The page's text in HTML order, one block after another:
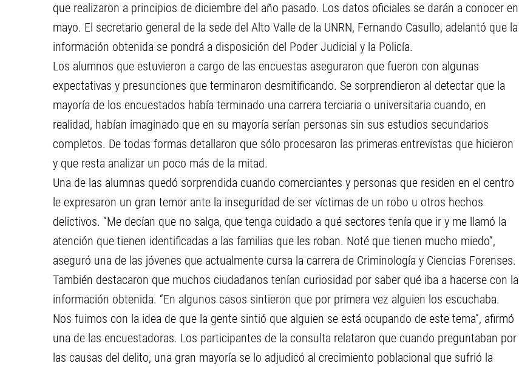
que realizaron a principios de diciembre del año pasado. Los datos oficiales se darán a conocer en
mayo. El secretario general de la sede del Alto Valle de la UNRN, Fernando Casullo, adelantó que la
información obtenida se pondrá a disposición del Poder Judicial y la Policía.
Los alumnos que estuvieron a cargo de las encuestas aseguraron que fueron con algunas
expectativas y presunciones que terminaron desmitificando. Se sorprendieron al detectar que la
mayoría de los encuestados había terminado una carrera terciaria o universitaria cuando, en
realidad, habían imaginado que en su mayoría serían personas sin sus estudios secundarios
completos. De todas formas detallaron que sólo procesaron las primeras entrevistas que hicieron
y que resta analizar un poco más de la mitad.
Una de las alumnas quedó sorprendida cuando comerciantes y personas que residen en el centro
le expresaron un gran temor ante la inseguridad de ser víctimas de un robo u otros hechos
delictivos. “Me decían que no salga, que tenga cuidado a qué sectores tenía que ir y me llamó la
atención que tienen identificadas a las familias que les roban. Noté que tienen mucho miedo”,
aseguró una de las jóvenes que actualmente cursa la carrera de Criminología y Ciencias Forenses.
También destacaron que muchos ciudadanos tenían curiosidad por saber qué iba a hacerse con la
información obtenida. “En algunos casos sintieron que por primera vez alguien los escuchaba.
Nos fuimos con la idea de que la gente sintió que alguien se está ocupando de este tema”, afirmó
una de las encuestadoras. Los participantes de la consulta relataron que cuando preguntaban por
las causas del delito, una gran mayoría se lo adjudicó al crecimiento poblacional que sufrió la